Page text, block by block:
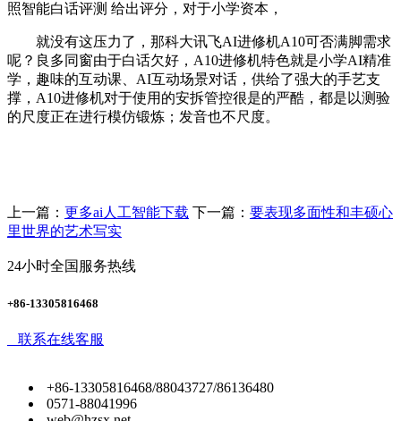
照智能白话评测 给出评分，对于小学资本，
就没有这压力了，那科大讯飞AI进修机A10可否满脚需求
呢？良多同窗由于白话欠好，A10进修机特色就是小学AI精准
学，趣味的互动课、AI互动场景对话，供给了强大的手艺支
撑，A10进修机对于使用的安拆管控很是的严酷，都是以测验
的尺度正在进行模仿锻炼；发音也不尺度。
上一篇： 更多ai人工智能下载 下一篇： 要表现多面性和丰硕心
里世界的艺术写实
24小时全国服务热线
+86-13305816468
联系在线客服
+86-13305816468/88043727/86136480
0571-88041996